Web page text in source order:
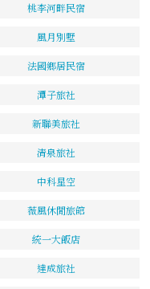
桃李河畔民宿
風月別墅
法國鄉居民宿
潭子旅社
新聯美旅社
清泉旅社
中科星空
薇風休閒旅館
統一大飯店
達成旅社